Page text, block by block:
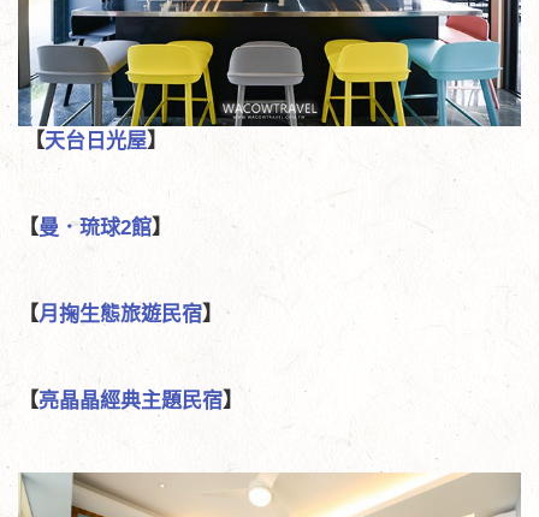
【天台日光屋】
【曼．琉球2館】
【月掬生態旅遊民宿】
【亮晶晶經典主題民宿】